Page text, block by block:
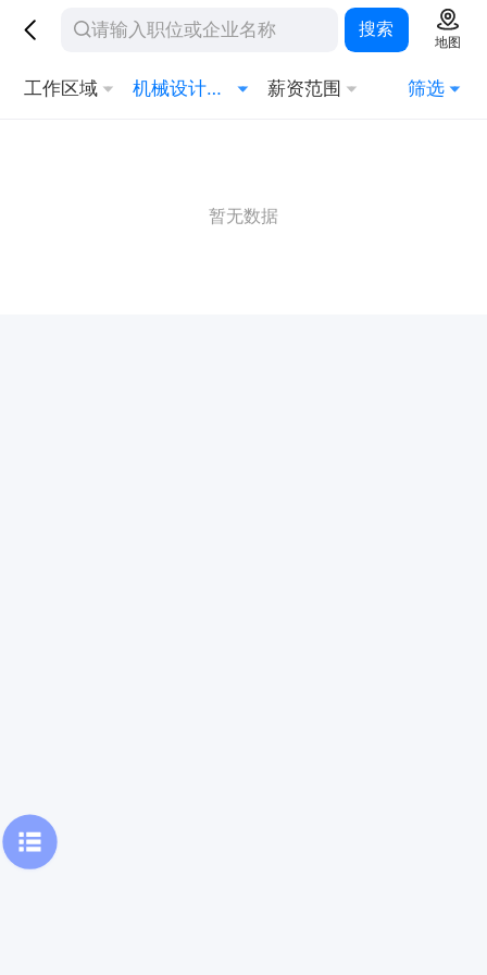
搜索
地图
工作区域 机械设计与制造 薪资范围 筛选
暂无数据